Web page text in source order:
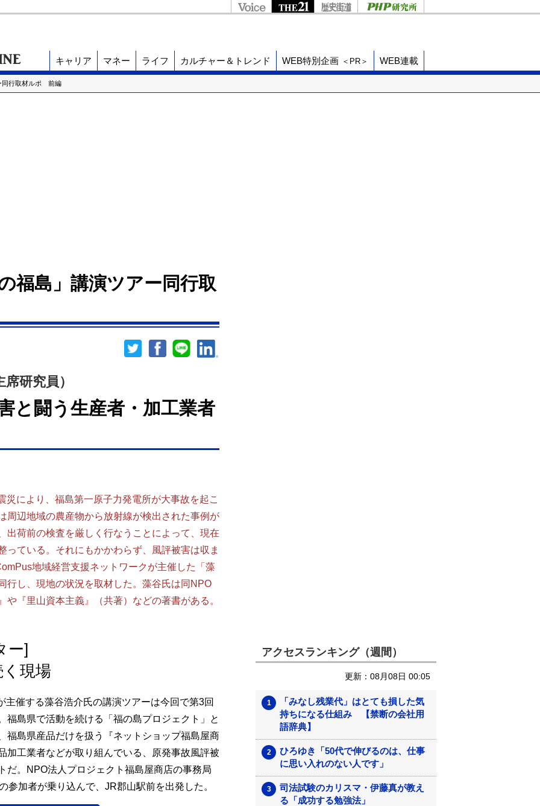
キャリア マネー ライフ カルチャー＆トレンド WEB特別企画 ＜PR＞ WEB連載
同行取材ルポ 前編
福島」講演ツアー同行取
研究員）
と闘う生産者・加工業者
により、福島第一原子力発電所が大事故を起こ
周辺地域の農産物から放射線が検出された事例が
出荷前の検査を厳しく行なうことによって、現在
っている。それにもかかわらず、風評被害は収ま
地域経営支援ネットワークが主催した「藻
行し、現地の状況を取材した。藻谷氏は同NPO
『里山資本主義』（共著）などの著書がある。
ー]
現場
催する藻谷浩介氏の講演ツアーは今回で第3回
福島県で活動を続ける「福の島プロジェクト」と
福島県産品だけを扱う『ネットショップ福島屋商
加工業者などが取り組んでいる、原発事故風評被
だ。NPO法人プロジェクト福島屋商店の事務局
参加者が乗り込んで、JR郡山駅前を出発した。
アクセスランキング（週間）
更新：08月08日 00:05
「みなし残業代」はとても損した気
持ちになる仕組み 【禁断の会社用
語辞典】
ひろゆき「50代で伸びるのは、仕事
に思い入れのない人です」
司法試験のカリスマ・伊藤真が教え
る「成功する勉強法」